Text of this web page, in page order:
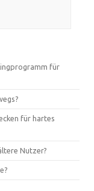
für
für hartes
Nutzer?